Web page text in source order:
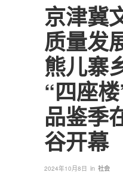
京津冀
质量发
熊儿寨
“四座
品鉴季
谷开幕
2024年10月8日 in 社会